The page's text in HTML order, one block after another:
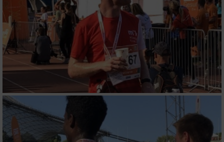
Speichern von oder Zugriff auf Informationen
auf einem Endgerät
Verwendung reduzierter Daten zur Auswahl
von Werbeanzeigen
Erstellung von Profilen für personalisierte
Verwendung von Profilen zur Auswahl
personalisierter Werbung
Erstellung von Profilen zur Personalisierung
von Inhalten